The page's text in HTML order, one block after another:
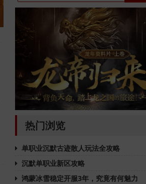
热门浏览
单职业沉默古迹散人玩法全攻略
沉默单职业新区攻略
鸿蒙冰雪稳定开服3年，究竟有何魅力